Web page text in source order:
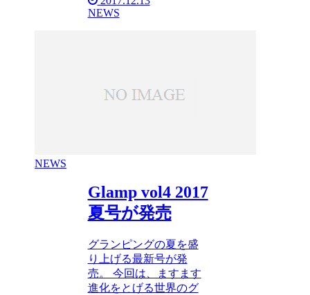
NEWS
NEWS
Glamp vol4 2017
夏号が発売
グランピングの夏を盛
り上げる最新号が発
売。 今回は、ますます
進化をとげる世界のグ